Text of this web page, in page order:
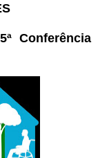
Conferência